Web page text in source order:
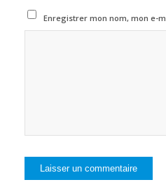
Enregistrer mon nom, mon e-